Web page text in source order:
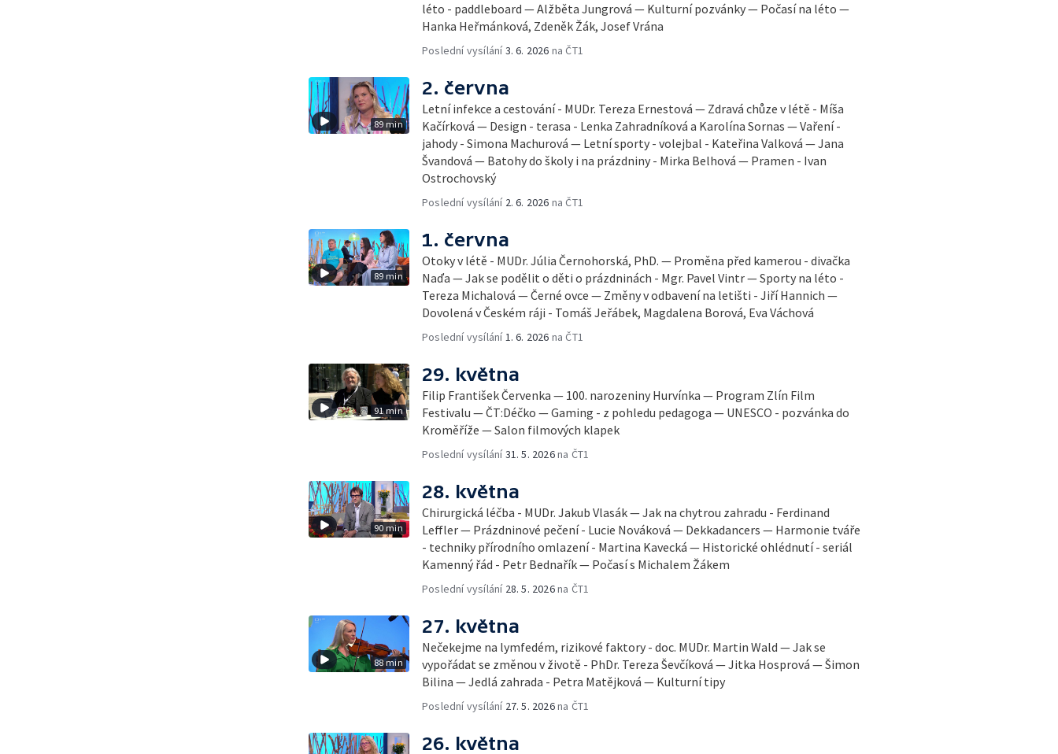
léto - paddleboard — Alžběta Jungrová — Kulturní pozvánky — Počasí na léto —
Hanka Heřmánková, Zdeněk Žák, Josef Vrána
Poslední vysílání3. 6. 2026 na ČT1
89 min
2. června
Letní infekce a cestování - MUDr. Tereza Ernestová — Zdravá chůze v létě - Míša
Kačírková — Design - terasa - Lenka Zahradníková a Karolína Sornas — Vaření -
jahody - Simona Machurová — Letní sporty - volejbal - Kateřina Valková — Jana
Švandová — Batohy do školy i na prázdniny - Mirka Belhová — Pramen - Ivan
Ostrochovský
Poslední vysílání 2. 6. 2026 na ČT1
89 min
1. června
Otoky v létě - MUDr. Júlia Černohorská, PhD. — Proměna před kamerou - divačka
Naďa — Jak se podělit o děti o prázdninách - Mgr. Pavel Vintr — Sporty na léto -
Tereza Michalová — Černé ovce — Změny v odbavení na letišti - Jiří Hannich —
Dovolená v Českém ráji - Tomáš Jeřábek, Magdalena Borová, Eva Váchová
Poslední vysílání1. 6. 2026 na ČT1
91 min
29. května
Filip František Červenka — 100. narozeniny Hurvínka — Program Zlín Film
Festivalu — ČT:Déčko — Gaming - z pohledu pedagoga — UNESCO - pozvánka do
Kroměříže — Salon filmových klapek
Poslední vysílání31. 5. 2026na ČT1
90 min
28. května
Chirurgická léčba - MUDr. Jakub Vlasák — Jak na chytrou zahradu - Ferdinand
Leffler — Prázdninové pečení - Lucie Nováková — Dekkadancers — Harmonie tváře
- techniky přírodního omlazení - Martina Kavecká — Historické ohlédnutí - seriál
Kamenný řád - Petr Bednařík — Počasí s Michalem Žákem
Poslední vysílání 28. 5. 2026na ČT1
88 min
27. května
Nečekejme na lymfedém, rizikové faktory - doc. MUDr. Martin Wald — Jak se
vypořádat se změnou v životě - PhDr. Tereza Ševčíková — Jitka Hosprová — Šimon
Bilina — Jedlá zahrada - Petra Matějková — Kulturní tipy
Poslední vysílání 27. 5. 2026na ČT1
26. května